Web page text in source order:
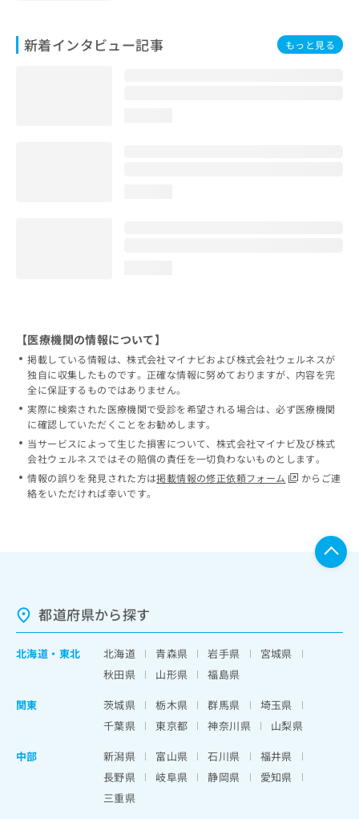
新着インタビュー記事 もっと見る
【医療機関の情報について】
掲載している情報は、株式会社マイナビおよび株式会社ウェルネスが
独自に収集したものです。正確な情報に努めておりますが、内容を完
全に保証するものではありません。
実際に検索された医療機関で受診を希望される場合は、必ず医療機関
に確認していただくことをお勧めします。
当サービスによって生じた損害について、株式会社マイナビ及び株式
会社ウェルネスではその賠償の責任を一切負わないものとします。
情報の誤りを発見された方は掲載情報の修正依頼フォーム
からご連
絡をいただければ幸いです。
都道府県から探す
北海道 ・ 東北 北海道 青森県 岩手県
宮城県
秋田県
山形県
福島県
関東
茨城県 栃木県 群馬県
埼玉県
千葉県
東京都 神奈川県
山梨県
中部
新潟県 富山県 石川県
福井県
長野県
岐阜県 静岡県
愛知県
三重県